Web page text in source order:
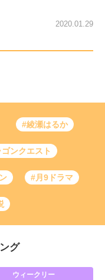
2020.01.29
#綾瀬はるか
ンクエスト
#月9ドラマ
グ
ウィークリー